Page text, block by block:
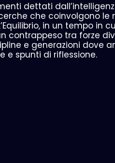
dettati
che coinvolgono le
in un tempo in
contrappeso tra forze
e generazioni dove
e spunti di riflessione.